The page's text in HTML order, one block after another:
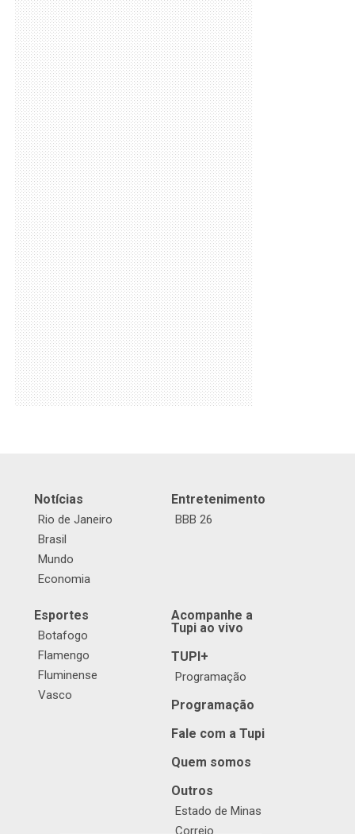
Notícias
Rio de Janeiro
Brasil
Mundo
Economia
Entretenimento
BBB 26
Esportes
Botafogo
Flamengo
Fluminense
Vasco
Acompanhe a
Tupi ao vivo
TUPI+
Programação
Programação
Fale com a Tupi
Quem somos
Outros
Estado de Minas
Correio